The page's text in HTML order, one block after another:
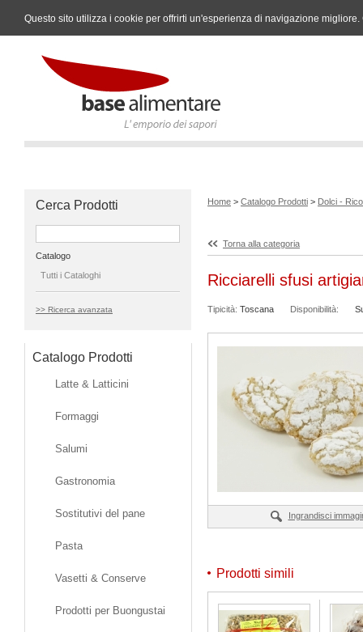
Questo sito utilizza i cookie per offrirti un'esperienza di navigazione
Cerca Prodotti
Catalogo
Tutti i Cataloghi
>> Ricerca avanzata
Catalogo Prodotti
Latte & Latticini
Formaggi
Salumi
Gastronomia
Sostitutivi del pane
Pasta
Vasetti & Conserve
Prodotti per Buongustai
Home > Catalogo Prodotti > Dolci -
Torna alla categoria
Ricciarelli sfusi
Tipicità: Toscana Disponibilità:
Ingrandisci
Prodotti simili